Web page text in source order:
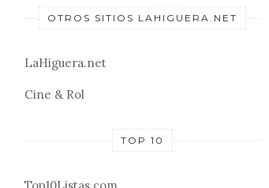
OTROS SITIOS LAHIGUERA.NET
LaHiguera.net
Cine & Rol
TOP 10